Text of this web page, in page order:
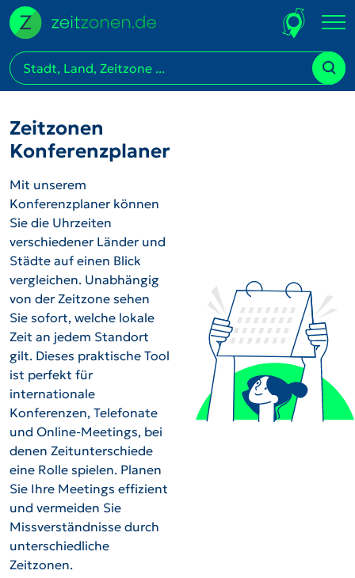
Zeitzonen
Konferenzplaner
Mit unserem
Konferenzplaner können
Sie die Uhrzeiten
verschiedener Länder und
Städte auf einen Blick
vergleichen. Unabhängig
von der Zeitzone sehen
Sie sofort, welche lokale
Zeit an jedem Standort
gilt. Dieses praktische Tool
ist perfekt für
internationale
Konferenzen, Telefonate
und Online-Meetings, bei
denen Zeitunterschiede
eine Rolle spielen. Planen
Sie Ihre Meetings effizient
und vermeiden Sie
Missverständnisse durch
unterschiedliche
Zeitzonen.